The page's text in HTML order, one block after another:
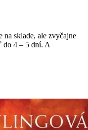
na sklade, ale zvyčajne
do 4 – 5 dní. A